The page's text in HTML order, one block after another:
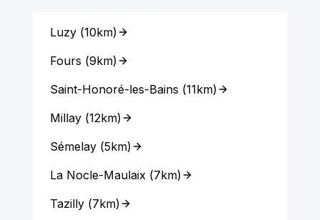
Luzy(10km)
Fours (9km)
Saint-Honoré-les-Bains (11km)
Millay(12km)
Sémelay(5km)
La Nocle-Maulaix(7km)
Tazilly(7km)